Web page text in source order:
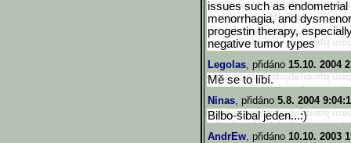
issues such as
menorrhagia, and
progestin therapy,
negative tumor types
Legolas, přidáno 15.10. 2004
Mě se to líbí.
Ninas, přidáno 5.8. 2004
Bilbo-šibal jeden...:)
AndrEw, přidáno 10.10. 2003